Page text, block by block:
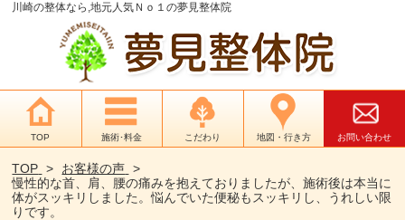
川崎の整体なら,地元人気Ｎｏ１の夢見整体院
TOP 施術･料金 こだわり 地図・行き方 お問い合わせ
TOP
お客様の声
慢性的な首、肩、腰の痛みを抱えておりましたが、施術後は本当に
体がスッキリしました。悩んでいた便秘もスッキリし、うれしい限
りです。